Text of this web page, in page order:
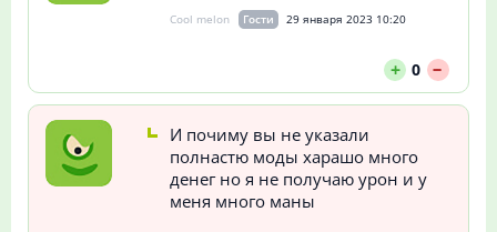
Cool melon Гости 29 января 2023 10:20
+ 0 --
И почиму вы не указали
полнастю моды харашо много
денег но я не получаю урон и у
меня много маны